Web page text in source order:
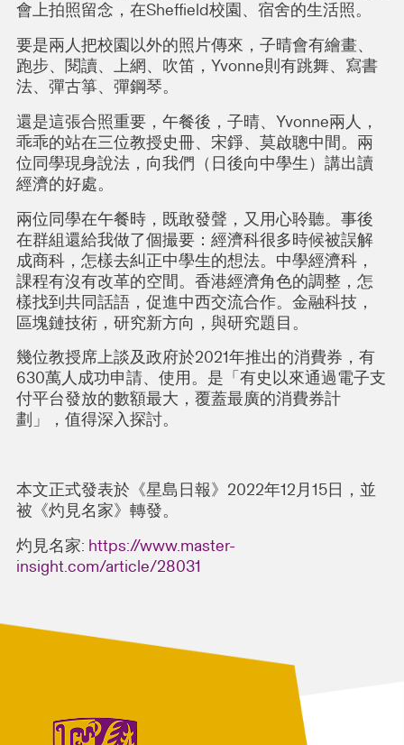
會上拍照留念，在Sheffield校園、宿舍的生活照。
要是兩人把校園以外的照片傳來，子晴會有繪畫、
跑步、閱讀、上網、吹笛，Yvonne則有跳舞、寫書
法、彈古箏、彈鋼琴。
還是這張合照重要，午餐後，子晴、Yvonne兩人，
乖乖的站在三位教授史冊、宋錚、莫啟聰中間。兩
位同學現身說法，向我們（日後向中學生）講出讀
經濟的好處。
兩位同學在午餐時，既敢發聲，又用心聆聽。事後
在群組還給我做了個撮要：經濟科很多時候被誤解
成商科，怎樣去糾正中學生的想法。中學經濟科，
課程有沒有改革的空間。香港經濟角色的調整，怎
樣找到共同話語，促進中西交流合作。金融科技，
區塊鏈技術，研究新方向，與研究題目。
幾位教授席上談及政府於2021年推出的消費券，有
630萬人成功申請、使用。是「有史以來通過電子支
付平台發放的數額最大，覆蓋最廣的消費券計
劃」，值得深入探討。
本文正式發表於《星島日報》2022年12月15日，並
被《灼見名家》轉發。
灼見名家: https://www.master-
insight.com/article/28031